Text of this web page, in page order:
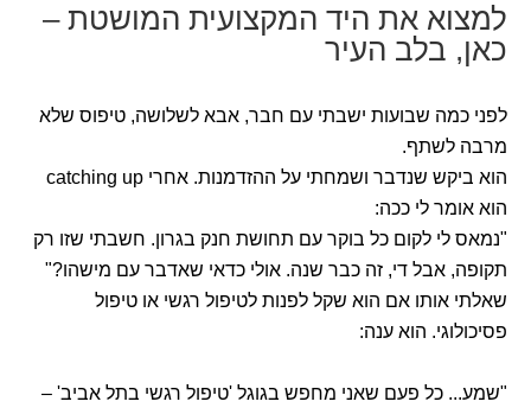
למצוא את היד המקצועית המושטת –
כאן, בלב העיר
לפני כמה שבועות ישבתי עם חבר, אבא לשלושה, טיפוס שלא
מרבה לשתף.
הוא ביקש שנדבר ושמחתי על ההזדמנות. אחרי catching up
הוא אומר לי ככה:
"נמאס לי לקום כל בוקר עם תחושת חנק בגרון. חשבתי שזו רק
תקופה, אבל די, זה כבר שנה. אולי כדאי שאדבר עם מישהו?"
שאלתי אותו אם הוא שקל לפנות לטיפול רגשי או טיפול
פסיכולוגי. הוא ענה:
"שמע... כל פעם שאני מחפש בגוגל 'טיפול רגשי בתל אביב' –